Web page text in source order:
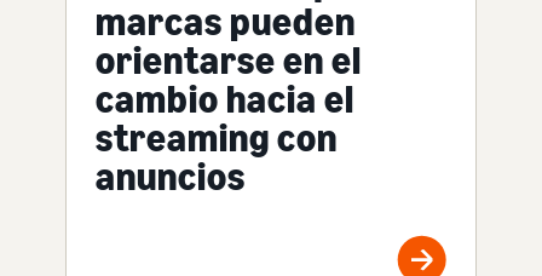
marcas pueden
orientarse en el
cambio hacia el
streaming con
anuncios